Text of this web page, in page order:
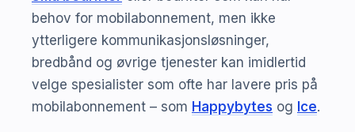
behov for mobilabonnement, men ikke
ytterligere kommunikasjonsløsninger,
bredbånd og øvrige tjenester kan imidlertid
velge spesialister som ofte har lavere pris på
mobilabonnement – som Happybytes og Ice.